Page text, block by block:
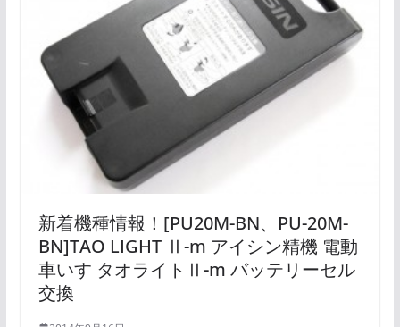
新着機種情報！[PU20M-BN、PU-20M-
BN]TAO LIGHT Ⅱ-m アイシン精機 電動
車いす タオライトⅡ-m バッテリーセル
交換